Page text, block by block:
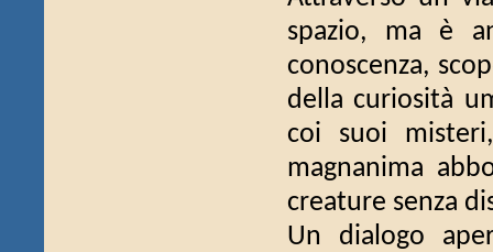
spazio, ma è
conoscenza,
della curiosità
coi suoi
magnanima
creature senza
Un dialogo